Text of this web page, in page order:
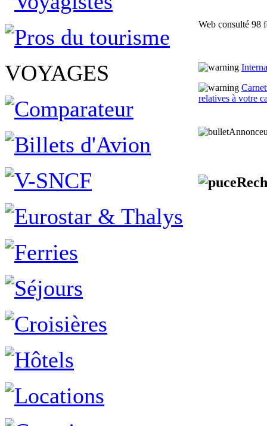
VOYAGES
Web consulté 98
relatives à votre